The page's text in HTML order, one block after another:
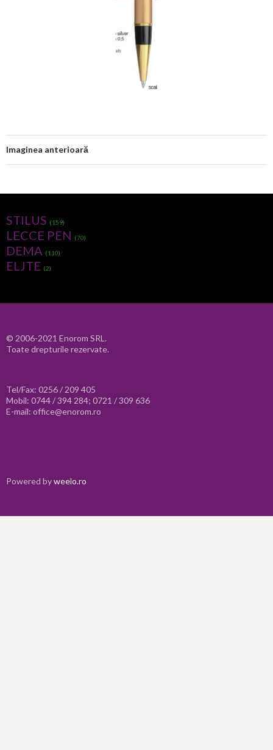
Imaginea anterioară
STILUS (159)
LECCE PEN (70)
DEMA (110)
ELJTE (2)
© 2006-2021 Enorom SRL.
Toate drepturile rezervate.
Tel/Fax: 0256 / 209 405
Mobil: 0744 / 394 284; 0721 / 309 636
E-mail: office@enorom.ro
Powered byweelo.ro